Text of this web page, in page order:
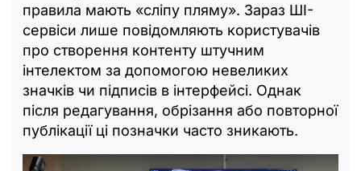
правила мають «сліпу пляму». Зараз ШІ-
сервіси лише повідомляють користувачів
про створення контенту штучним
інтелектом за допомогою невеликих
значків чи підписів в інтерфейсі. Однак
після редагування, обрізання або повторної
публікації ці позначки часто зникають.